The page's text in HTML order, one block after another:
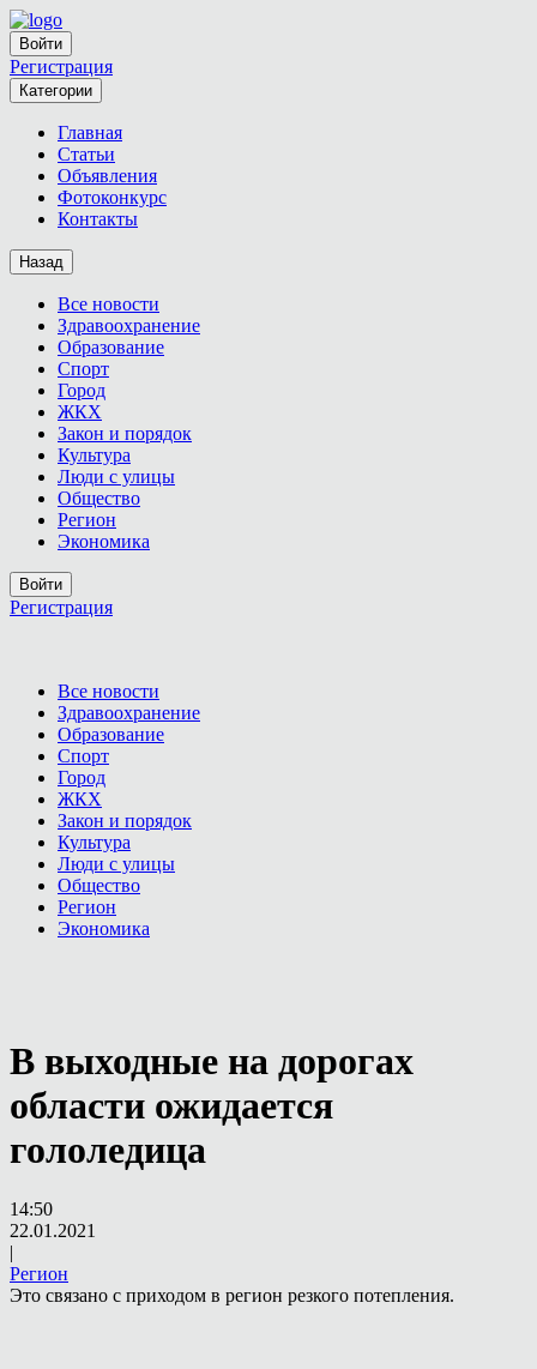
Войти
Регистрация
Категории
Главная
Статьи
Объявления
Фотоконкурс
Контакты
Назад
Все новости
Здравоохранение
Образование
Спорт
Город
ЖКХ
Закон и порядок
Культура
Люди с улицы
Общество
Регион
Экономика
Войти
Регистрация
Все новости
Здравоохранение
Образование
Спорт
Город
ЖКХ
Закон и порядок
Культура
Люди с улицы
Общество
Регион
Экономика
В выходные на дорогах
области ожидается
гололедица
14:50
22.01.2021
|
Регион
Это связано с приходом в регион резкого потепления.